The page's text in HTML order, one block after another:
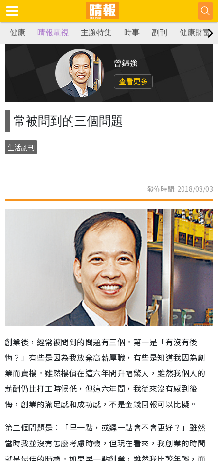
健康 晴報電視 主題特集 時事 副刊 健康財富
曾錦強
查看更多
常被問到的三個問題
生活副刊
發佈時間: 2018/08/03
創業後，經常被問到的問題有三個。第一是「有沒有後
悔？」有些是因為我放棄高薪厚職，有些是知道我因為創
業而賣樓。雖然樓價在這六年間升幅驚人，雖然我個人的
薪酬仍比打工時候低，但這六年間，我從來沒有感到後
悔，創業的滿足感和成功感，不是金錢回報可以比擬。
第二個問題是︰「早一點，或遲一點會不會更好？」雖然
當時我並沒有怎麼考慮時機，但現在看來，我創業的時間
就是最佳的時機。如果早一點創業，雖然我比較年輕，而